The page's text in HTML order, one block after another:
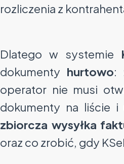
rozliczenia z
Dlatego w systemie
dokumenty hurtowo:
operator nie musi
dokumenty na liście i
zbiorcza wysyłka
oraz co zrobić, gdy